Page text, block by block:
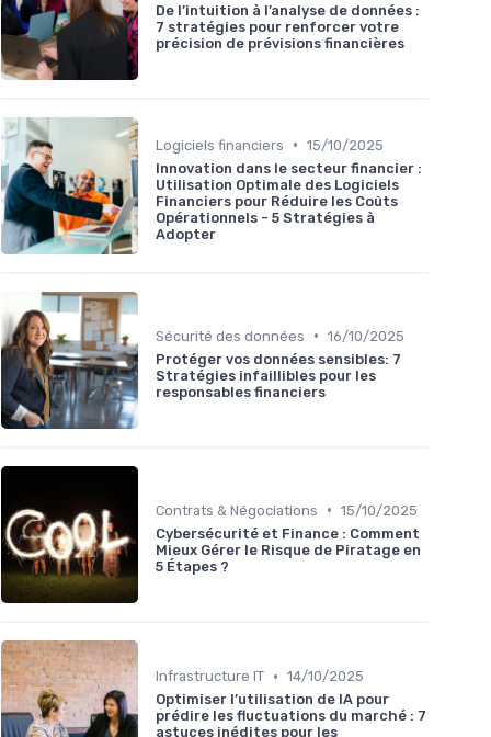
De l’intuition à l’analyse de données :
7 stratégies pour renforcer votre
précision de prévisions financières
Logiciels financiers • 15/10/2025
Innovation dans le secteur financier :
Utilisation Optimale des Logiciels
Financiers pour Réduire les Coûts
Opérationnels - 5 Stratégies à
Adopter
Sécurité des données • 16/10/2025
Protéger vos données sensibles: 7
Stratégies infaillibles pour les
responsables financiers
Contrats & Négociations • 15/10/2025
Cybersécurité et Finance : Comment
Mieux Gérer le Risque de Piratage en
5 Étapes ?
Infrastructure IT • 14/10/2025
Optimiser l’utilisation de IA pour
prédire les fluctuations du marché : 7
astuces inédites pour les